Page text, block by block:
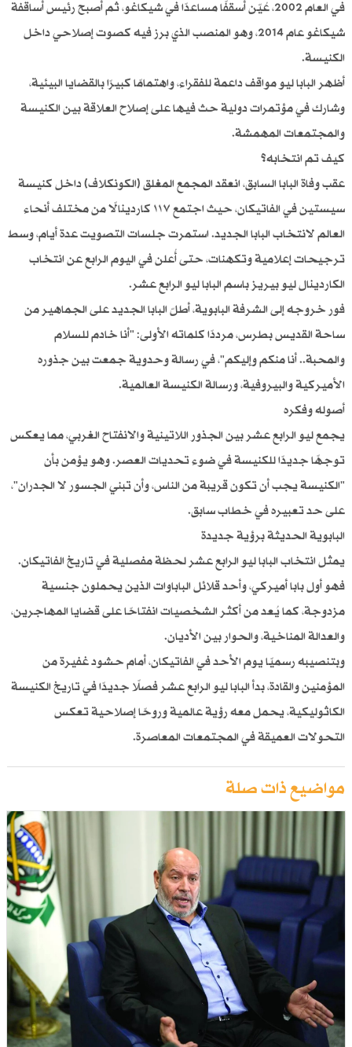
في العام 2002، عُيّن أسقفًا مساعدًا في شيكاغو، ثم أصبح رئيس أساقفة
شيكاغو عام 2014، وهو المنصب الذي برز فيه كصوت إصلاحي داخل
الكنيسة.
أظهر البابا ليو مواقف داعمة للفقراء، واهتمامًا كبيرًا بالقضايا البيئية،
وشارك في مؤتمرات دولية حث فيها على إصلاح العلاقة بين الكنيسة
والمجتمعات المهمشة.
كيف تم انتخابه؟
عقب وفاة البابا السابق، انعقد المجمع المغلق (الكونكلاف) داخل كنيسة
سيستين في الفاتيكان، حيث اجتمع ١١٧ كاردينالًا من مختلف أنحاء
العالم لانتخاب البابا الجديد. استمرت جلسات التصويت عدة أيام، وسط
ترجيحات إعلامية وتكهنات، حتى أُعلن في اليوم الرابع عن انتخاب
الكاردينال ليو بيريز باسم البابا ليو الرابع عشر.
فور خروجه إلى الشرفة البابوية، أطلّ البابا الجديد على الجماهير من
ساحة القديس بطرس، مرددًا كلماته الأولى: "أنا خادم للسلام
والمحبة.. أنا منكم وإليكم"، في رسالة وحدوية جمعت بين جذوره
الأميركية والبيروفية، ورسالة الكنيسة العالمية.
أصوله وفكره
يجمع ليو الرابع عشر بين الجذور اللاتينية والانفتاح الغربي، مما يعكس
توجهًا جديدًا للكنيسة في ضوء تحديات العصر. وهو يؤمن بأن
"الكنيسة يجب أن تكون قريبة من الناس، وأن تبني الجسور لا الجدران"،
على حد تعبيره في خطاب سابق.
البابوية الحديثة برؤية جديدة
يمثل انتخاب البابا ليو الرابع عشر لحظة مفصلية في تاريخ الفاتيكان.
فهو أول بابا أميركي، وأحد قلائل الباباوات الذين يحملون جنسية
مزدوجة، كما يُعد من أكثر الشخصيات انفتاحًا على قضايا المهاجرين،
والعدالة المناخية، والحوار بين الأديان.
وبتنصيبه رسميًا يوم الأحد في الفاتيكان، أمام حشود غفيرة من
المؤمنين والقادة، بدأ البابا ليو الرابع عشر فصلًا جديدًا في تاريخ الكنيسة
الكاثوليكية، يحمل معه رؤية عالمية وروحًا إصلاحية تعكس
التحولات العميقة في المجتمعات المعاصرة.
مواضيع ذات صلة